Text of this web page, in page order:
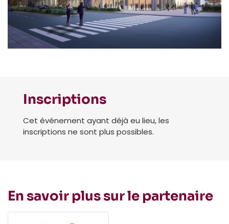
Inscriptions
Cet événement ayant déjà eu lieu, les
inscriptions ne sont plus possibles.
En savoir plus sur le partenaire